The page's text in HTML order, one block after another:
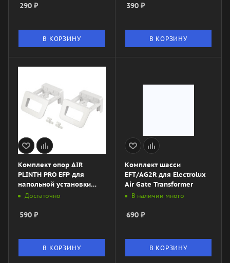
290 ₽
В КОРЗИНУ
390₽
В КОРЗИНУ
Комплект опор AIR
PLINTH PRO EFP для
напольной установки
конвектора AIR PLINTH
Достаточно
590 ₽
В КОРЗИНУ
Комплект шасси
EFT/AG2R для Electrolux
Air Gate Transformer
В наличии много
690₽
В КОРЗИНУ